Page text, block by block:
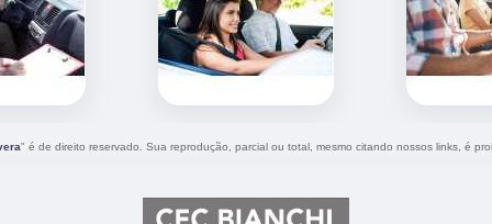
" é de direito reservado. Sua reprodução, parcial ou total, mesmo citando nossos links, é